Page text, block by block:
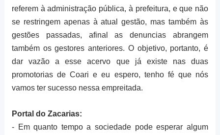
referem à administração pública, à prefeitura, e que não
se restringem apenas à atual gestão, mas também às
gestões passadas, afinal as denuncias abrangem
também os gestores anteriores. O objetivo, portanto, é
dar vazão a esse acervo que já existe nas duas
promotorias de Coari e eu espero, tenho fé que nós
vamos ter sucesso nessa empreitada.
Portal do Zacarias:
- Em quanto tempo a sociedade pode esperar algum